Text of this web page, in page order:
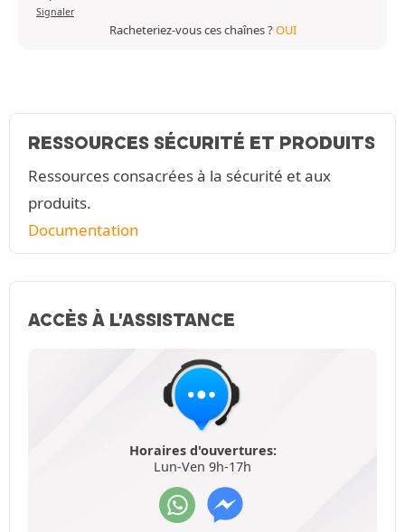
Signaler
Racheteriez-vous ces chaînes ?OUI
RESSOURCES SÉCURITÉ ET PRODUITS
Ressources consacrées à la sécurité et aux
produits.
Documentation
ACCÈS À L'ASSISTANCE
Horaires d'ouvertures:
Lun-Ven 9h-17h